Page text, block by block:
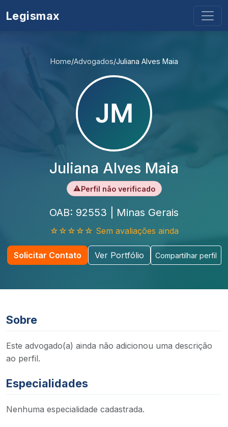
Legismax
Home/Advogados/Juliana Alves Maia
Juliana Alves Maia
⚠Perfil não verificado
OAB: 92553 | Minas Gerais
☆☆☆☆☆ Sem avaliações ainda
Solicitar Contato Ver Portfólio Compartilhar perfil
Sobre
Este advogado(a) ainda não adicionou uma descrição
ao perfil.
Especialidades
Nenhuma especialidade cadastrada.